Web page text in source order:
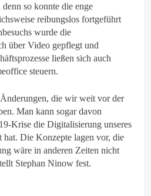
so konnte die enge
reibungslos fortgeführt
wurde die
über Video gepflegt und
ließen sich auch
steuern.
die wir weit vor der
Man kann sogar davon
Krise die Digitalisierung unseres
hat. Die Konzepte lagen vor, die
wäre in anderen Zeiten nicht
Stephan Ninow fest.